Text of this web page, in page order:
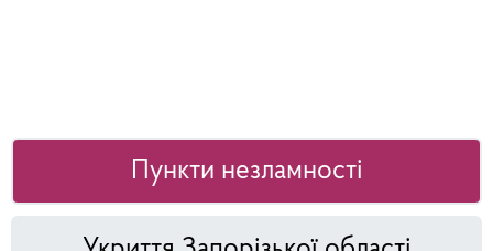
Пункти незламності